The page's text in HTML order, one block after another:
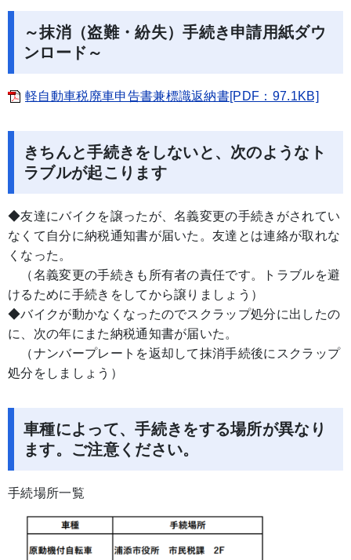
～抹消（盗難・紛失）手続き申請用紙ダウ
ンロード～
軽自動車税廃車申告書兼標識返納書[PDF：97.1KB]
きちんと手続きをしないと、次のようなト
ラブルが起こります
◆友達にバイクを譲ったが、名義変更の手続きがされてい
なくて自分に納税通知書が届いた。友達とは連絡が取れな
くなった。
（名義変更の手続きも所有者の責任です。トラブルを避
けるために手続きをしてから譲りましょう）
◆バイクが動かなくなったのでスクラップ処分に出したの
に、次の年にまた納税通知書が届いた。
（ナンバープレートを返却して抹消手続後にスクラップ
処分をしましょう）
車種によって、手続きをする場所が異なり
ます。ご注意ください。
手続場所一覧